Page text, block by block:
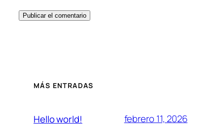
MÁS ENTRADAS
Hello world! febrero 11, 2026